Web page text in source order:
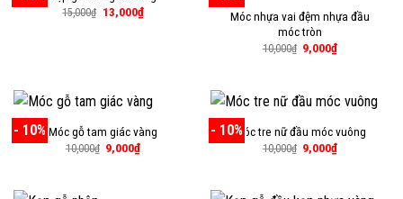
15,000₫ Giá
gốc
13,000₫Giá
hiện
Móc nhựa vai đệm nhựa đầu
móc tròn
10,000₫ Giá
gốc
9,000₫Giá
9,000₫.
- 10% Móc gỗ tam giác vàng
10,000₫ Giá
gốc
9,000₫Giá
- 10%Móc tre nữ đầu móc vuông
10,000₫ Giá
gốc
9,000₫Giá
9,000₫.